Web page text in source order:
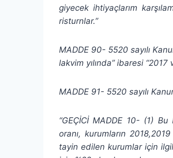
giyecek ihtiyaçlarım
risturnlar.”
MADDE 90- 5520 sayılı
lakvim yılında” ibaresi
MADDE 91- 5520 sayılı
“GEÇİCİ MADDE 10- (1)
oranı, kurumların
tayin edilen kurumlar için